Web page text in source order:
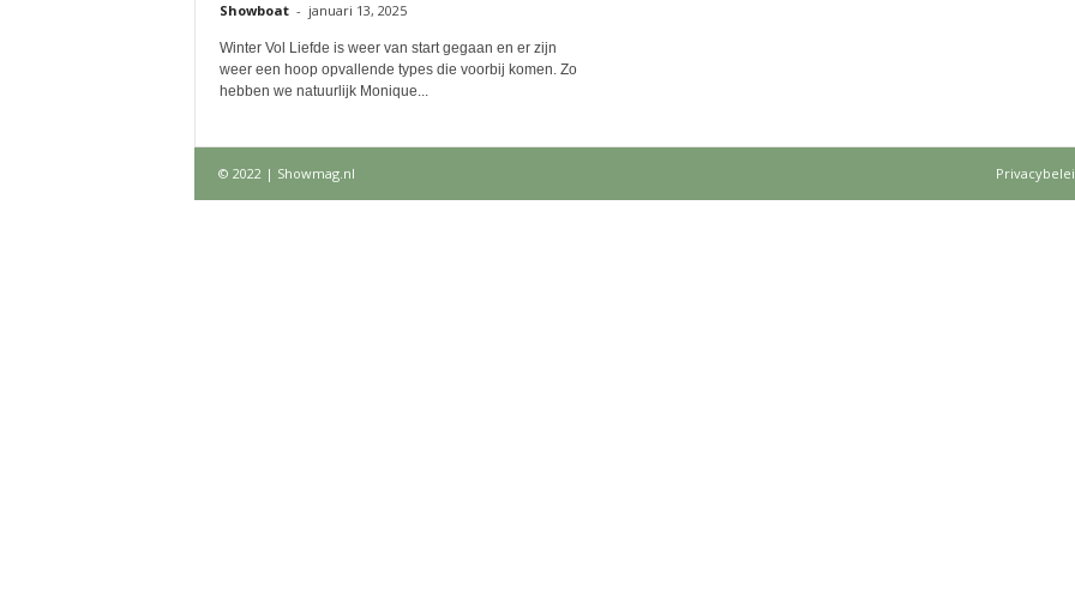
Showboat - januari 13, 2025
Winter Vol Liefde is weer van start gegaan en er zijn
weer een hoop opvallende types die voorbij komen. Zo
hebben we natuurlijk Monique...
© 2022 | Showmag.nl